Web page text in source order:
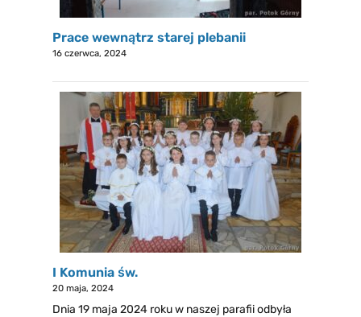
Prace wewnątrz starej plebanii
16 czerwca, 2024
I Komunia św.
20 maja, 2024
Dnia 19 maja 2024 roku w naszej parafii odbyła